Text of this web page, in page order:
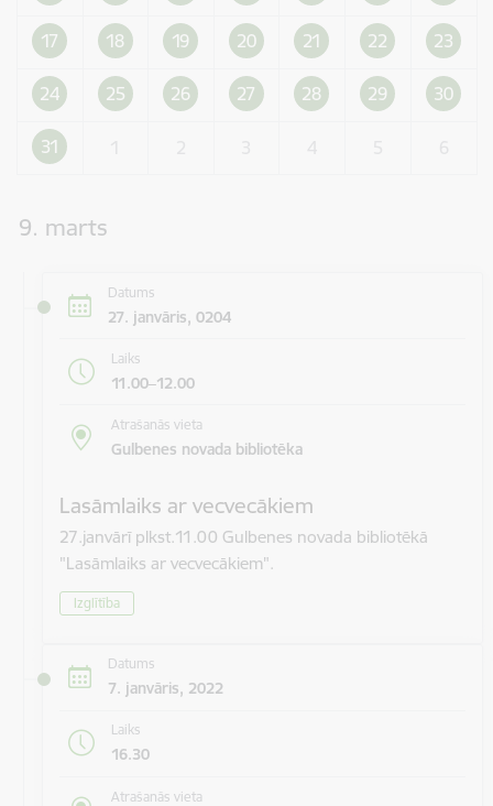
17 18 19 20 21 22 23
24 25 26 27 28 29 30
31
9. marts
Datums
27. janvāris, 0204
Laiks
11.00–12.00
Atrašanās vieta
Gulbenes novada bibliotēka
Lasāmlaiks ar vecvecākiem
27.janvārī plkst.11.00 Gulbenes novada bibliotēkā
"Lasāmlaiks ar vecvecākiem".
Izglītība
Datums
7. janvāris, 2022
Laiks
16.30
Atrašanās vieta